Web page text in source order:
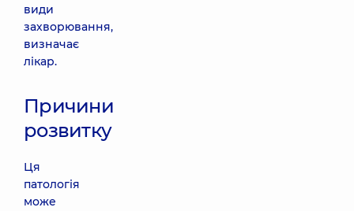
види
захворювання,
визначає
лікар.
Причини
розвитку
Ця
патологія
може